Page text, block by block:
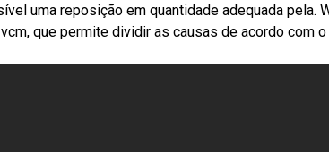
uma reposição em quantidade adequada
que permite dividir as causas de acordo com